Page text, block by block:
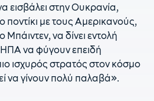
εισβάλει στην Ουκρανία,
ποντίκι με τους Αμερικανούς,
να δίνει εντολή
να φύγουν επειδή
ισχυρός στρατός στον κόσμο
να γίνουν πολύ παλαβά».